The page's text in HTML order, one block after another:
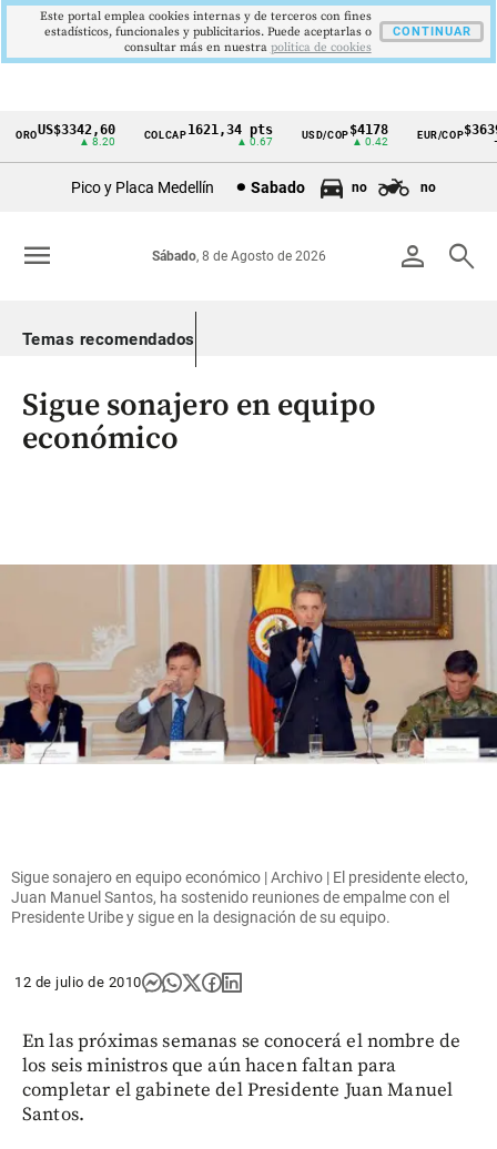
Cintillo
Colombia
OROUS$3342,60
▲ 8.20
COLCAP1621,34 pts
▲ 0.67
USD/COP$4178
▲ 0.42
EUR/COP$3639
Pico y Placa Medellín Sabado no no
person search
Sábado, 8 de Agosto de 2026
menu
Temas recomendados
Sigue sonajero en equipo
económico
Sigue sonajero en equipo económico | Archivo | El presidente electo,
Juan Manuel Santos, ha sostenido reuniones de empalme con el
Presidente Uribe y sigue en la designación de su equipo.
12 de julio de 2010
En las próximas semanas se conocerá el nombre de
los seis ministros que aún hacen faltan para
completar el gabinete del Presidente Juan Manuel
Santos.
Este portal emplea cookies internas y de terceros con fines
estadísticos, funcionales y publicitarios. Puede aceptarlas o
consultar más en nuestra politica de cookies
CONTINUAR